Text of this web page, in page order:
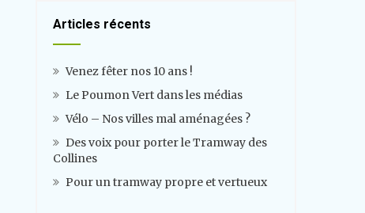
h
Articles récents
Venez fêter nos 10 ans !
Le Poumon Vert dans les médias
Vélo – Nos villes mal aménagées ?
Des voix pour porter le Tramway des
Collines
Pour un tramway propre et vertueux